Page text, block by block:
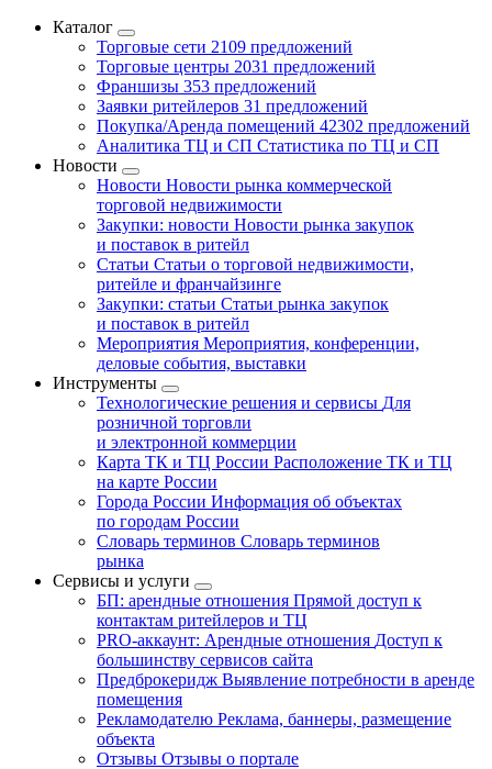
Каталог
Торговые сети 2109 предложений
Торговые центры 2031 предложений
Франшизы 353 предложений
Заявки ритейлеров 31 предложений
Покупка/Аренда помещений 42302 предложений
Аналитика ТЦ и СП Статистика по ТЦ и СП
Новости
Новости Новости рынка коммерческой
торговой недвижимости
Закупки: новости Новости рынка закупок
и поставок в ритейл
Статьи Статьи о торговой недвижимости,
ритейле и франчайзинге
Закупки: статьи Статьи рынка закупок
и поставок в ритейл
Мероприятия Мероприятия, конференции,
деловые события, выставки
Инструменты
Технологические решения и сервисы Для
розничной торговли
и электронной коммерции
Карта ТК и ТЦ России Расположение ТК и ТЦ
на карте России
Города России Информация об объектах
по городам России
Словарь терминов Словарь терминов
рынка
Сервисы и услуги
БП: арендные отношения Прямой доступ к
контактам ритейлеров и ТЦ
PRO-аккаунт: Арендные отношения Доступ к
большинству сервисов сайта
Предброкеридж Выявление потребности в аренде
помещения
Рекламодателю Реклама, баннеры, размещение
объекта
Отзывы Отзывы о портале